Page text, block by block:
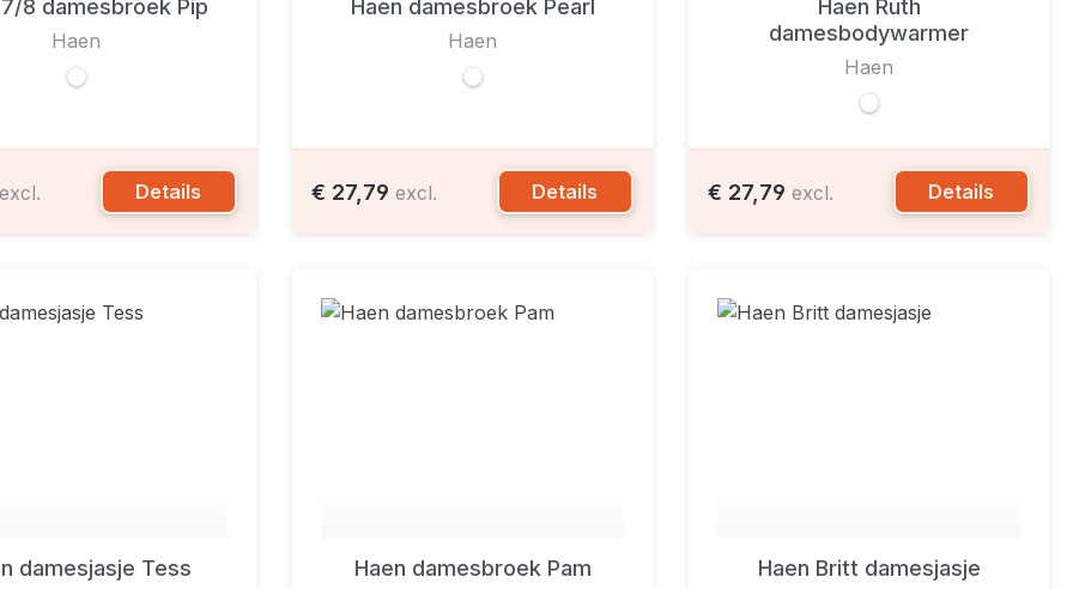
8 damesbroek Pip
Haen
excl. Details
Haen damesbroek Pearl
Haen
€ 27,79 excl. Details
Haen Ruth
damesbodywarmer
Haen
€ 27,79 excl. Details
damesjasje Tess Haen damesbroek Pam Haen Britt damesjasje